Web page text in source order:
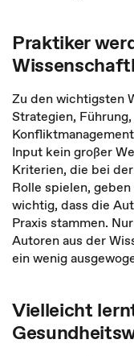
Praktiker
Zu den wichtigsten
Strategien,
Input kein großer
Kriterien, die bei
Rolle spielen,
wichtig, dass die
Praxis stammen.
Autoren aus der
ein wenig
Vielleicht